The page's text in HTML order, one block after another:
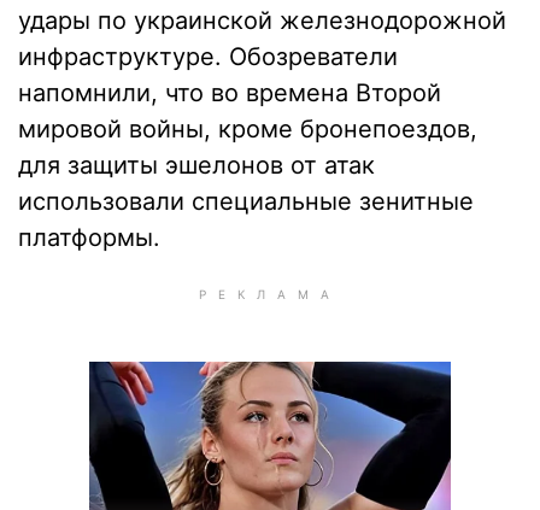
удары по украинской железнодорожной
инфраструктуре. Обозреватели
напомнили, что во времена Второй
мировой войны, кроме бронепоездов,
для защиты эшелонов от атак
использовали специальные зенитные
платформы.